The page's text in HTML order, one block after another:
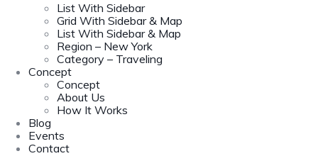
List With Sidebar
Grid With Sidebar & Map
List With Sidebar & Map
Region – New York
Category – Traveling
Concept
Concept
About Us
How It Works
Blog
Events
Contact